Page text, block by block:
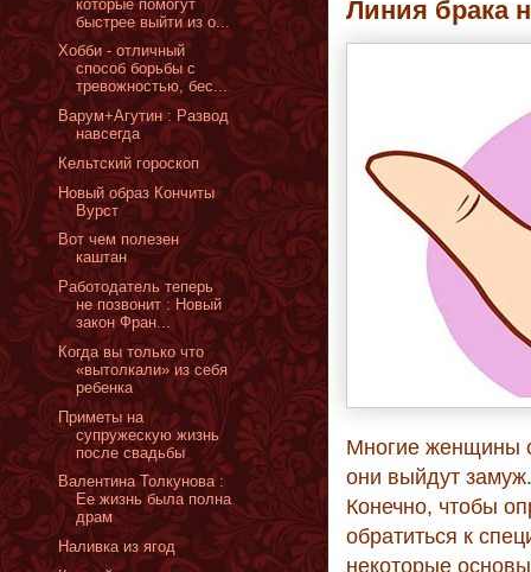
Линия брака
Многие женщины
они выйдут
Конечно, чтобы
обратиться к
некоторые
которые помогут
быстрее выйти из о...
Хобби - отличный
способ борьбы с
тревожностью, бес...
Варум+Агутин : Развод
навсегда
Кельтский гороскоп
Новый образ Кончиты
Вурст
Вот чем полезен
каштан
Работодатель теперь
не позвонит : Новый
закон Фран...
Когда вы только что
«вытолкали» из себя
ребенка
Приметы на
супружескую жизнь
после свадьбы
Валентина Толкунова :
Ее жизнь была полна
драм
Наливка из ягод